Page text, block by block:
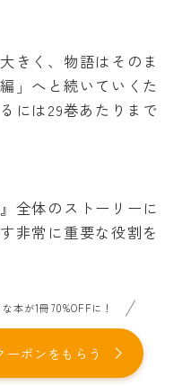
きく、物語はそのま
」へと続いていくた
には29巻あたりまで
全体のストーリーに
非常に重要な役割を
本が1冊70%OFFに！
ポンをもらう